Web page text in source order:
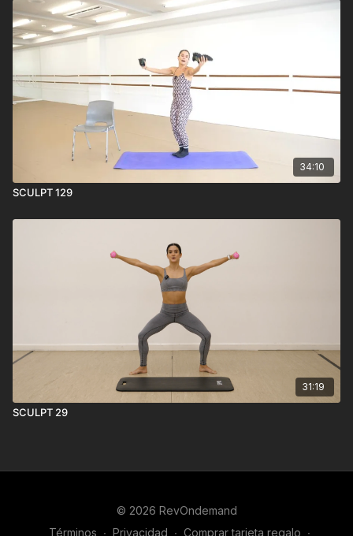
34:10
SCULPT 129
31:19
SCULPT 29
© 2026 RevOndemand
Términos ∙ Privacidad ∙ Comprar tarjeta regalo ∙